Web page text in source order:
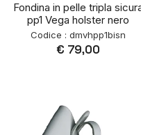
Fondina in pelle tripla
pp1 Vega holster nero
Codice : dmvhpp1bisn
€ 79,00